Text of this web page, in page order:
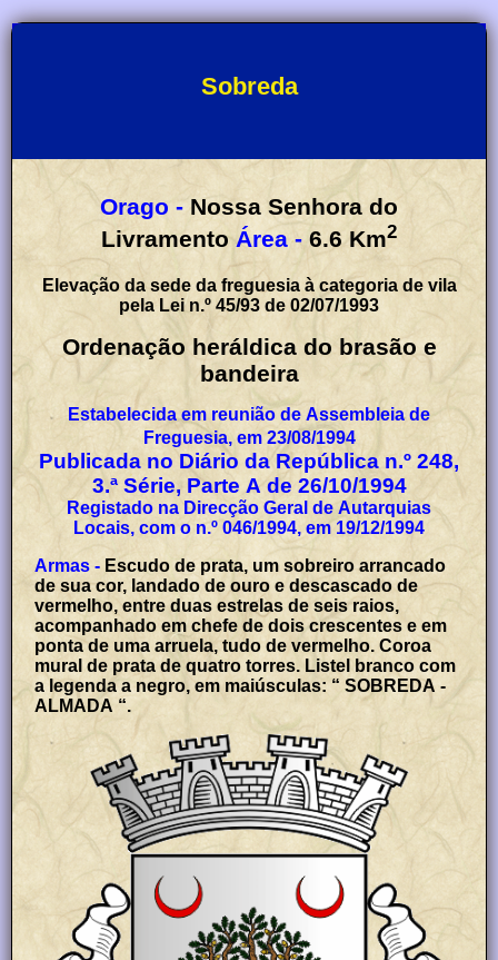
Sobreda
Orago - Nossa Senhora do
Livramento Área - 6.6 Km2
Elevação da sede da freguesia à categoria de vila
pela Lei n.º 45/93 de 02/07/1993
Ordenação heráldica do brasão e
bandeira
Estabelecida em reunião de Assembleia de
Freguesia, em 23/08/1994
Publicada no Diário da República n.º 248,
3.ª Série, Parte A de 26/10/1994
Registado na Direcção Geral de Autarquias
Locais, com o n.º 046/1994, em 19/12/1994
Armas - Escudo de prata, um sobreiro arrancado
de sua cor, landado de ouro e descascado de
vermelho, entre duas estrelas de seis raios,
acompanhado em chefe de dois crescentes e em
ponta de uma arruela, tudo de vermelho. Coroa
mural de prata de quatro torres. Listel branco com
a legenda a negro, em maiúsculas: “ SOBREDA -
ALMADA “.